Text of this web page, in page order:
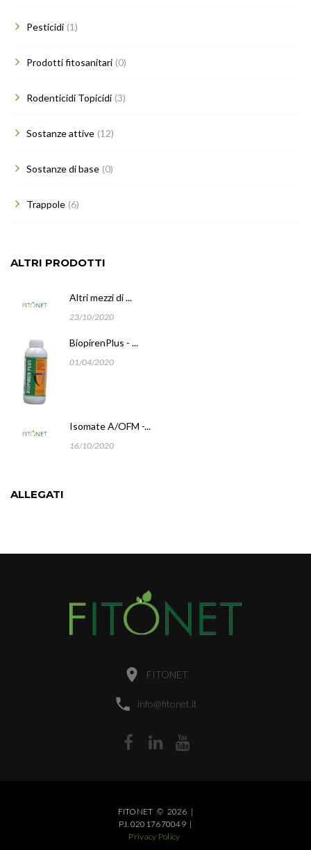
Pesticidi (1)
Prodotti fitosanitari (0)
Rodenticidi Topicidi (3)
Sostanze attive (12)
Sostanze di base (0)
Trappole (6)
ALTRI PRODOTTI
Altri mezzi di ...
23/10/2020
BiopirenPlus - ...
01/04/2020
Isomate A/OFM -...
16/10/2020
ALLEGATI
FITONET
info@fitonet.it
FITONET © 2026 |
P.I. 02017670049 |
Privacy Policy